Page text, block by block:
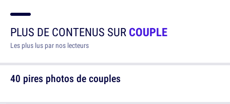
PLUS DE CONTENUS SURCOUPLE
Les plus lus par nos lecteurs
40 pires photos de couples